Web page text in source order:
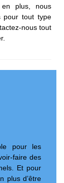
plus, nous
pour tout type
nous tout
pour les
faire des
Et pour
plus d’être